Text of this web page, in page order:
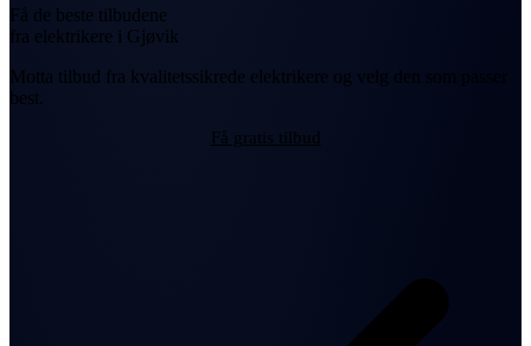
Få de beste tilbudene
fra elektrikere i Gjøvik
Motta tilbud fra kvalitetssikrede elektrikere og velg den som passer
best.
Få gratis tilbud